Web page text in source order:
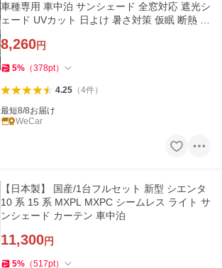
車種専用 車中泊 サンシェード 全窓対応 遮光シ
ェード UVカット 日よけ 暑さ対策 仮眠 断熱 遮
8,260円
5% （378pt）
4.25（4件）
最短8/8お届け
WeCar
【日本製】 国産/1台フルセット 新型 シエンタ
10 系 15 系 MXPL MXPC シームレス ライト サ
ンシェード カーテン 車中泊
11,300円
5% （517pt）